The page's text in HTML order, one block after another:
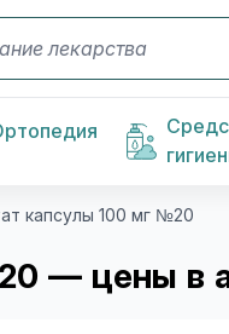
капсулы 100 мг №20
— цены в